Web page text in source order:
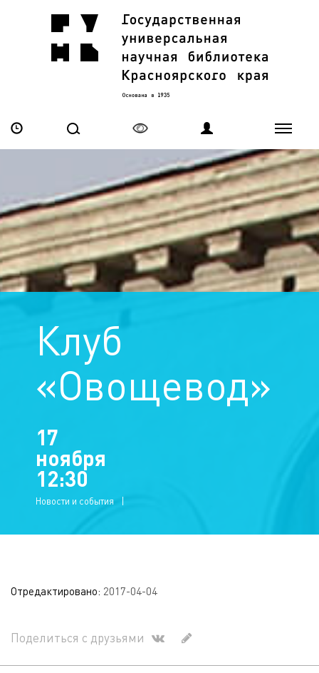
Клуб
«Овощевод»
17
ноября
12:30
Новости и события
Отредактировано: 2017-04-04
Поделиться с друзьями